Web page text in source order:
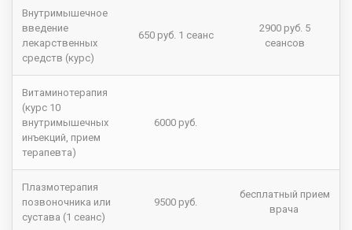
Внутримышечное
введение
лекарственных
средств (курс)
650 руб. 1 сеанс
2900 руб. 5
сеансов
Витаминотерапия
(курс 10
внутримышечных
инъекций, прием
терапевта)
6000 руб.
Плазмотерапия
позвоночника или
сустава (1 сеанс)
9500 руб.
бесплатный прием
врача